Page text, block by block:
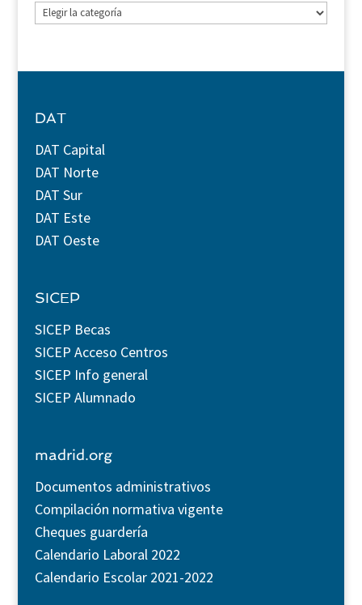
Categorías
DAT
DAT Capital
DAT Norte
DAT Sur
DAT Este
DAT Oeste
SICEP
SICEP Becas
SICEP Acceso Centros
SICEP Info general
SICEP Alumnado
madrid.org
Documentos administrativos
Compilación normativa vigente
Cheques guardería
Calendario Laboral 2022
Calendario Escolar 2021-2022